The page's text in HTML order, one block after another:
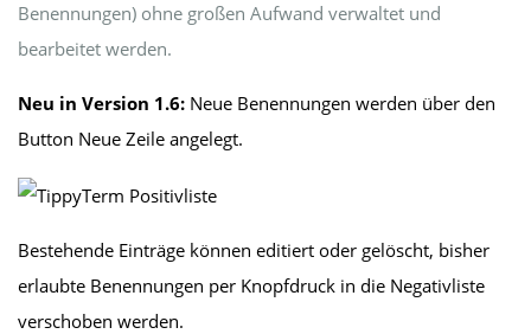
Benennungen) ohne großen Aufwand verwaltet und
bearbeitet werden.
Neu in Version 1.6: Neue Benennungen werden über den
Button Neue Zeile angelegt.
Bestehende Einträge können editiert oder gelöscht, bisher
erlaubte Benennungen per Knopfdruck in die Negativliste
verschoben werden.